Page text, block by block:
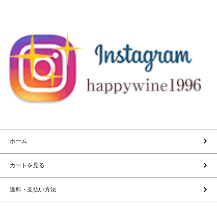
ホーム
カートを見る
送料・支払い方法